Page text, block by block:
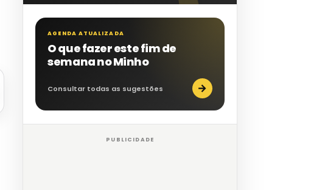
AGENDA ATUALIZADA
O que fazer este fim de
semana no Minho
Consultar todas as sugestões →
PUBLICIDADE